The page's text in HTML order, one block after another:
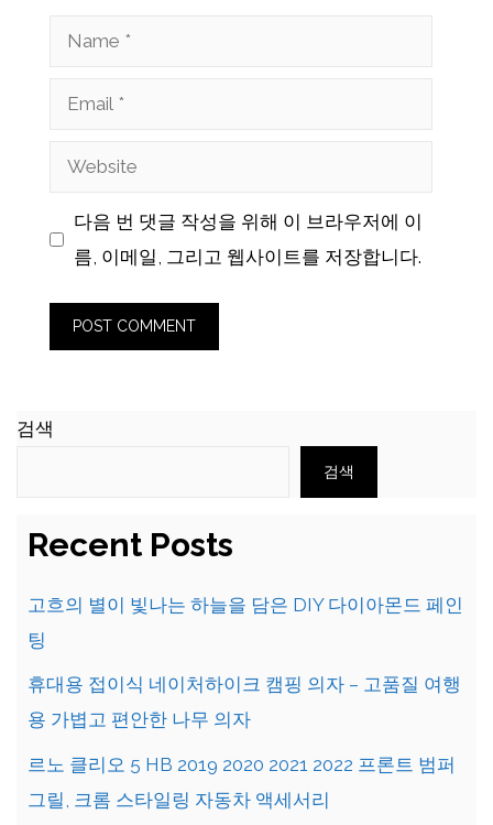
Name
Email
Website
다음 번 댓글 작성을 위해 이 브라우저에 이
름, 이메일, 그리고 웹사이트를 저장합니다.
검색
검색
Recent Posts
고흐의 별이 빛나는 하늘을 담은 DIY 다이아몬드 페인
팅
휴대용 접이식 네이처하이크 캠핑 의자 – 고품질 여행
용 가볍고 편안한 나무 의자
르노 클리오 5 HB 2019 2020 2021 2022 프론트 범퍼
그릴, 크롬 스타일링 자동차 액세서리